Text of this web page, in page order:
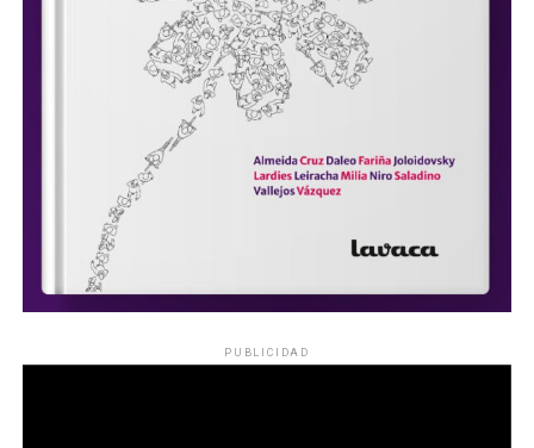
PUBLICIDAD